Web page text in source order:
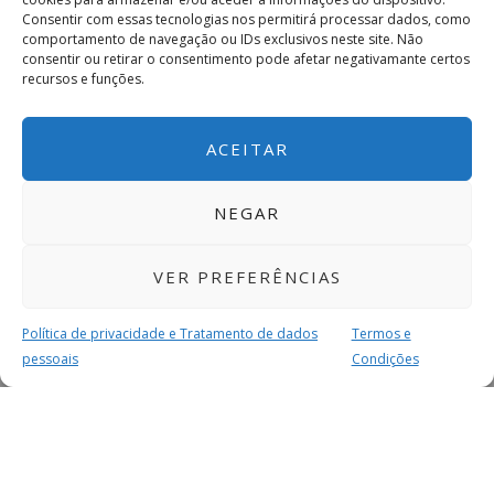
Consentir com essas tecnologias nos permitirá processar dados, como
comportamento de navegação ou IDs exclusivos neste site. Não
consentir ou retirar o consentimento pode afetar negativamante certos
recursos e funções.
ACEITAR
NEGAR
VER PREFERÊNCIAS
Política de privacidade e Tratamento de dados
pessoais
Termos e
Condições